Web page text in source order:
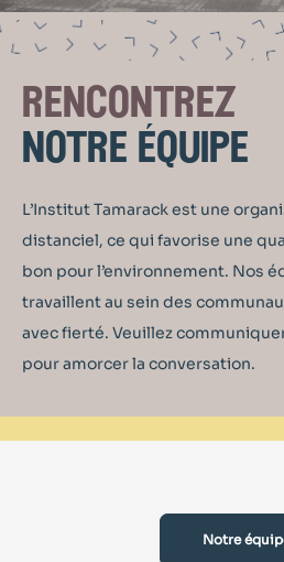
rencontrez
notre équipe
L’Institut Tamarack est une
distanciel, ce qui favorise une
bon pour l’environnement. Nos
travaillent au sein des
avec fierté. Veuillez
pour amorcer la conversation.
Notre